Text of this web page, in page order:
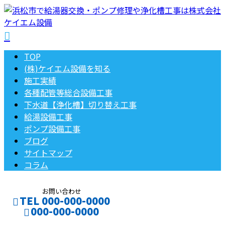
TOP
(株)ケイエム設備を知る
施工実績
各種配管等総合設備工事
下水道【浄化槽】切り替え工事
給湯設備工事
ポンプ設備工事
ブログ
サイトマップ
コラム
お問い合わせ
TEL 000-000-0000
000-000-0000